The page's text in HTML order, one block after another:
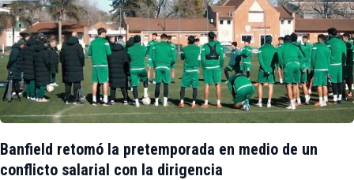
Banfield retomó la pretemporada en medio de un
conflicto salarial con la dirigencia